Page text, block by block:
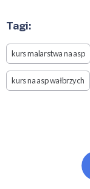
Tagi:
kurs malarstwa na asp
kurs na asp wałbrzych